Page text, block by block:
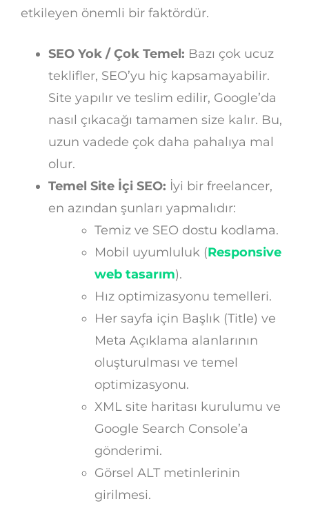
etkileyen önemli bir faktördür.
SEO Yok / Çok Temel: Bazı çok ucuz
teklifler, SEO’yu hiç kapsamayabilir.
Site yapılır ve teslim edilir, Google’da
nasıl çıkacağı tamamen size kalır. Bu,
uzun vadede çok daha pahalıya mal
olur.
Temel Site İçi SEO: İyi bir freelancer,
en azından şunları yapmalıdır:
Temiz ve SEO dostu kodlama.
Mobil uyumluluk (Responsive
web tasarım).
Hız optimizasyonu temelleri.
Her sayfa için Başlık (Title) ve
Meta Açıklama alanlarının
oluşturulması ve temel
optimizasyonu.
XML site haritası kurulumu ve
Google Search Console’a
gönderimi.
Görsel ALT metinlerinin
girilmesi.